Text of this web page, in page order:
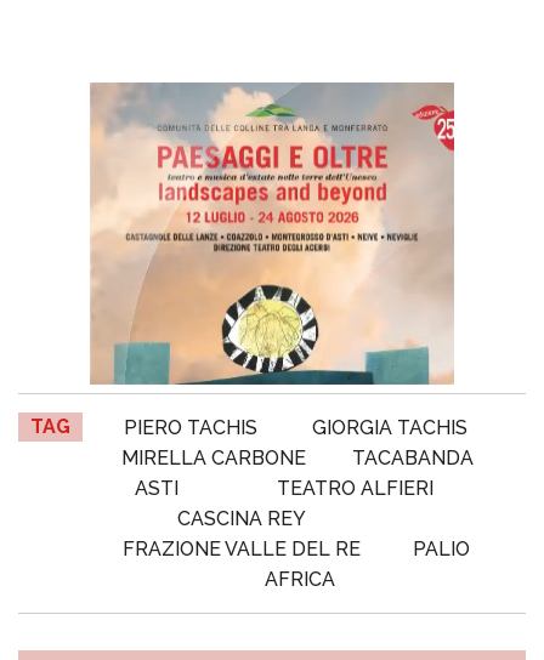
TAG PIERO TACHIS
GIORGIA TACHIS
MIRELLA CARBONE
TACABANDA
ASTI
TEATRO ALFIERI
CASCINA REY
FRAZIONE VALLE DEL RE
PALIO
AFRICA